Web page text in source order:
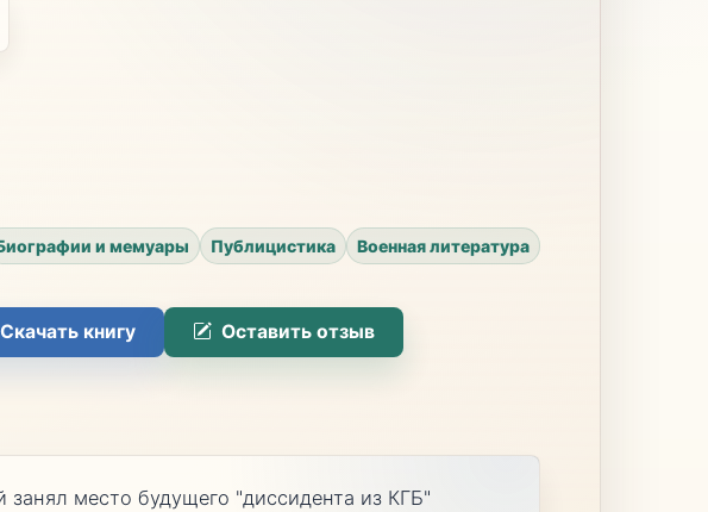
и мемуары Публицистика Военная литература
Скачать книгу Оставить отзыв
место будущего "диссидента из КГБ"